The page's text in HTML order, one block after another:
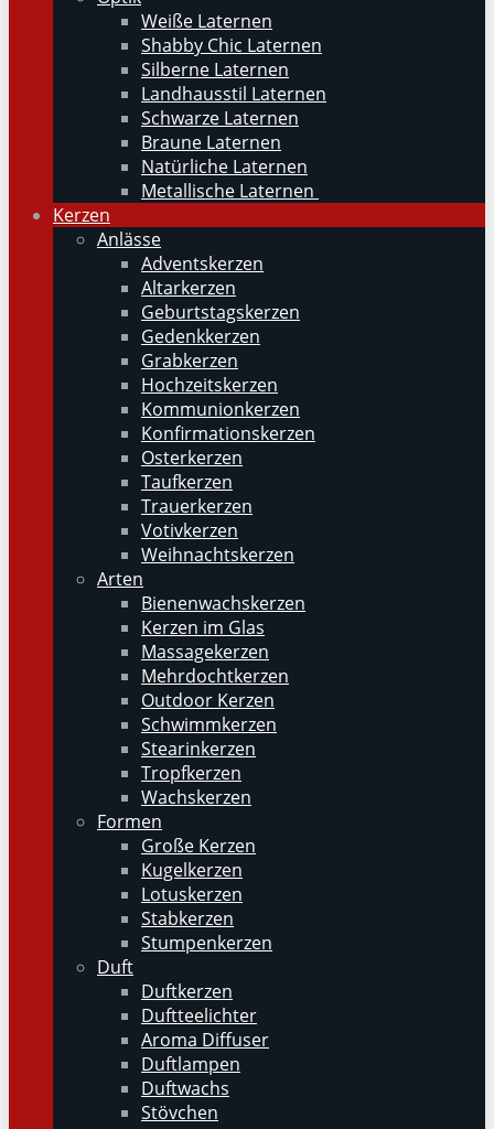
Weiße Laternen
Shabby Chic Laternen
Silberne Laternen
Landhausstil Laternen
Schwarze Laternen
Braune Laternen
Natürliche Laternen
Metallische Laternen
Kerzen
Anlässe
Adventskerzen
Altarkerzen
Geburtstagskerzen
Gedenkkerzen
Grabkerzen
Hochzeitskerzen
Kommunionkerzen
Konfirmationskerzen
Osterkerzen
Taufkerzen
Trauerkerzen
Votivkerzen
Weihnachtskerzen
Arten
Bienenwachskerzen
Kerzen im Glas
Massagekerzen
Mehrdochtkerzen
Outdoor Kerzen
Schwimmkerzen
Stearinkerzen
Tropfkerzen
Wachskerzen
Formen
Große Kerzen
Kugelkerzen
Lotuskerzen
Stabkerzen
Stumpenkerzen
Duft
Duftkerzen
Duftteelichter
Aroma Diffuser
Duftlampen
Duftwachs
Stövchen